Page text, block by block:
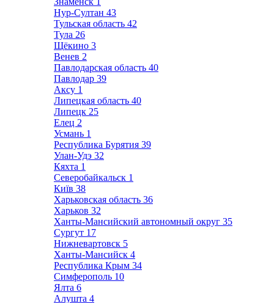
Нур-Султан 43
Тульская область 42
Тула 26
Щёкино 3
Венев 2
Павлодарская область 40
Павлодар 39
Аксу 1
Липецкая область 40
Липецк 25
Елец 2
Усмань 1
Республика Бурятия 39
Улан-Удэ 32
Кяхта 1
Северобайкальск 1
Київ 38
Харьковская область 36
Харьков 32
Ханты-Мансийский автономный округ 35
Сургут 17
Нижневартовск 5
Ханты-Мансийск 4
Республика Крым 34
Симферополь 10
Ялта 6
Алушта 4